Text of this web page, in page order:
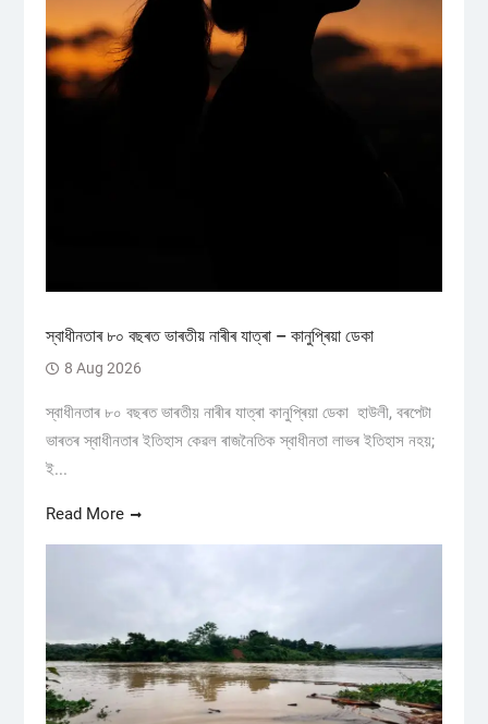
স্বাধীনতাৰ ৮০ বছৰত ভাৰতীয় নাৰীৰ যাত্ৰা – কানুপ্ৰিয়া ডেকা
8 Aug 2026
স্বাধীনতাৰ ৮০ বছৰত ভাৰতীয় নাৰীৰ যাত্ৰা কানুপ্ৰিয়া ডেকা হাউলী, বৰপেটা
ভাৰতৰ স্বাধীনতাৰ ইতিহাস কেৱল ৰাজনৈতিক স্বাধীনতা লাভৰ ইতিহাস নহয়;
ই...
Read More